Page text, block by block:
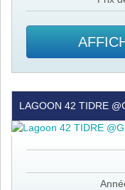
42
TIDRE
LAGOON 42 TIDRE